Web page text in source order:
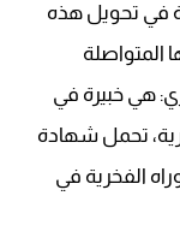
في تحويل هذه
المتواصلة
هي خبيرة في
تحمل شهادة
الفخرية في